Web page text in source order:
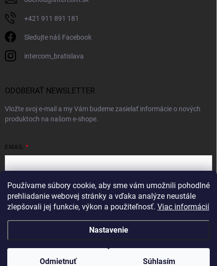
Používame súbory cookie, aby sme vám umožnili pohodlné
prehliadanie webovej stránky a vďaka analýze neustále
zlepšovali jej funkcie, výkon a použiteľnosť. Viac informácií
Nastavenie
Odmietnuť Súhlasím
+421 911 891 181
Sledujte náš Facebook
intercom_bratislava
ODOBERAŤ NEWSLETTER
Vložte svoj e-mail a my Vám budeme zasielať informácie o nových
produktoch na našom e-shope.
EMAIL
Vložením e-mailu súhlasíte spodmienkami ochrany osobných údajov
Prihlásiť sa
Copyright 2026 . Všetky práva vyhradené.